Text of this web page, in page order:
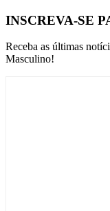
INSCREVA-SE
Receba as últimas
Masculino!